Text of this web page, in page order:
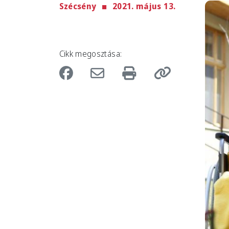
Szécsény 2021. május 13.
Cikk megosztása: